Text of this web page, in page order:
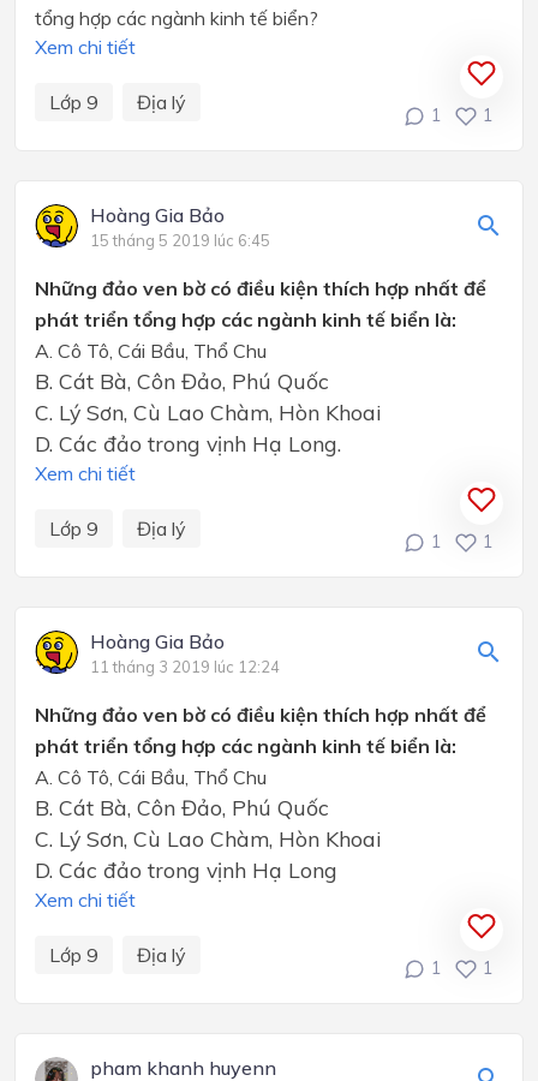
tổng hợp các ngành kinh tế biển?
Xem chi tiết
Lớp 9 Địa lý
1 1
Hoàng Gia Bảo
15 tháng 5 2019 lúc 6:45
Những đảo ven bờ có điều kiện thích hợp nhất để
phát triển tổng hợp các ngành kinh tế biển là:
A. Cô Tô, Cái Bầu, Thổ Chu
B. Cát Bà, Côn Đảo, Phú Quốc
C. Lý Sơn, Cù Lao Chàm, Hòn Khoai
D. Các đảo trong vịnh Hạ Long.
Xem chi tiết
Lớp 9 Địa lý
1 1
Hoàng Gia Bảo
11 tháng 3 2019 lúc 12:24
Những đảo ven bờ có điều kiện thích hợp nhất để
phát triển tổng hợp các ngành kinh tế biển là:
A. Cô Tô, Cái Bầu, Thổ Chu
B. Cát Bà, Côn Đảo, Phú Quốc
C. Lý Sơn, Cù Lao Chàm, Hòn Khoai
D. Các đảo trong vịnh Hạ Long
Xem chi tiết
Lớp 9 Địa lý
1 1
pham khanh huyenn